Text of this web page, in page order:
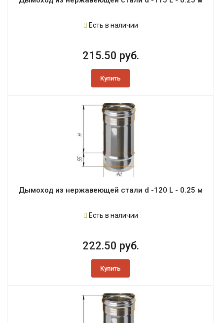
Есть в наличии
215.50 руб.
Купить
Дымоход из нержавеющей стали d -120 L - 0.25 м
Есть в наличии
222.50 руб.
Купить